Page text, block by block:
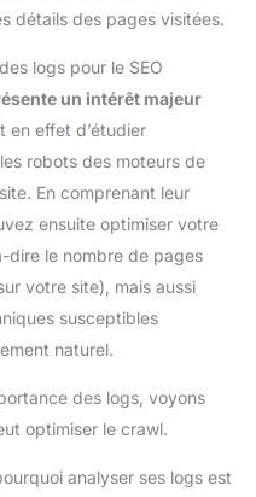
détails des pages visitées.
logs pour le SEO
un intérêt majeur
en effet d’étudier
robots des moteurs de
En comprenant leur
ensuite optimiser votre
dire le nombre de pages
votre site), mais aussi
susceptibles
naturel.
des logs, voyons
optimiser le crawl.
analyser ses logs est